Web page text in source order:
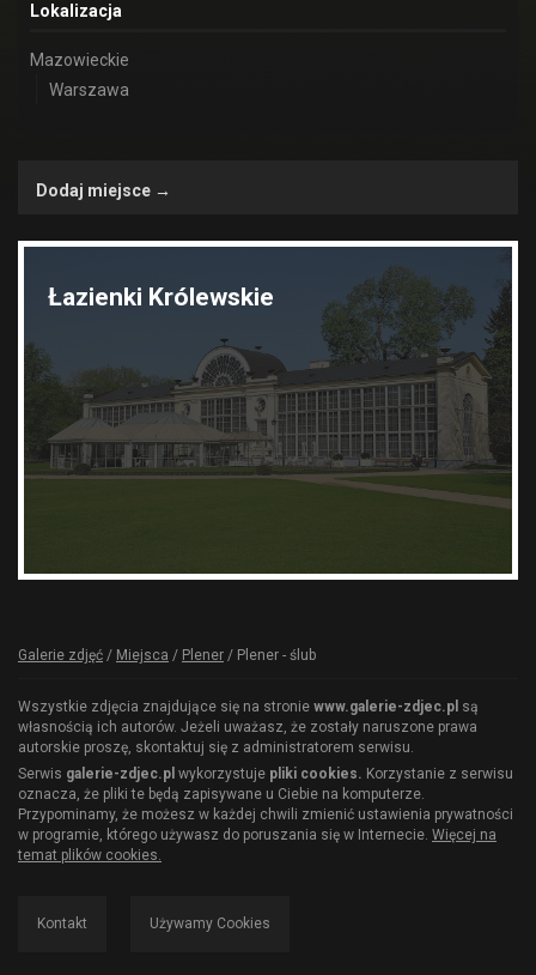
Lokalizacja
Mazowieckie
Warszawa
Dodaj miejsce →
Łazienki Królewskie
Galerie zdjęć / Miejsca / Plener / Plener - ślub
Wszystkie zdjęcia znajdujące się na stronie www.galerie-zdjec.pl są
własnością ich autorów. Jeżeli uważasz, że zostały naruszone prawa
autorskie proszę, skontaktuj się z administratorem serwisu.
Serwis galerie-zdjec.pl wykorzystuje pliki cookies. Korzystanie z serwisu
oznacza, że pliki te będą zapisywane u Ciebie na komputerze.
Przypominamy, że możesz w każdej chwili zmienić ustawienia prywatności
w programie, którego używasz do poruszania się w Internecie. Więcej na
temat plików cookies.
Kontakt Używamy Cookies